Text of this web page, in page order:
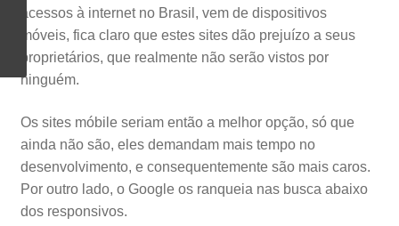
acessos à internet no Brasil, vem de dispositivos
móveis, fica claro que estes sites dão prejuízo a seus
proprietários, que realmente não serão vistos por
ninguém.
Os sites móbile seriam então a melhor opção, só que
ainda não são, eles demandam mais tempo no
desenvolvimento, e consequentemente são mais caros.
Por outro lado, o Google os ranqueia nas busca abaixo
dos responsivos.